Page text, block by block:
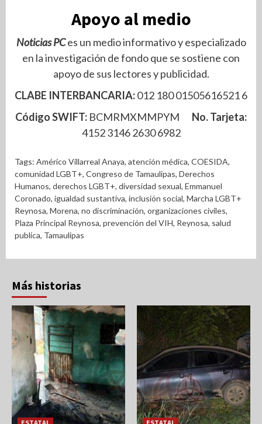
Apoyo al medio
Noticias PCes un medio informativo y especializado
en la investigación de fondo que se sostiene con
apoyo de sus lectores y publicidad.
CLABE INTERBANCARIA:012 180 01505616521 6
Código SWIFT: BCMRMXMMPYM No. Tarjeta:
4152 3146 2630 6982
Tags: Américo Villarreal Anaya, atención médica, COESIDA,
comunidad LGBT+, Congreso de Tamaulipas, Derechos
Humanos, derechos LGBT+, diversidad sexual, Emmanuel
Coronado, igualdad sustantiva, inclusión social, Marcha LGBT+
Reynosa, Morena, no discriminación, organizaciones civiles,
Plaza Principal Reynosa, prevención del VIH, Reynosa, salud
publica, Tamaulipas
Más historias